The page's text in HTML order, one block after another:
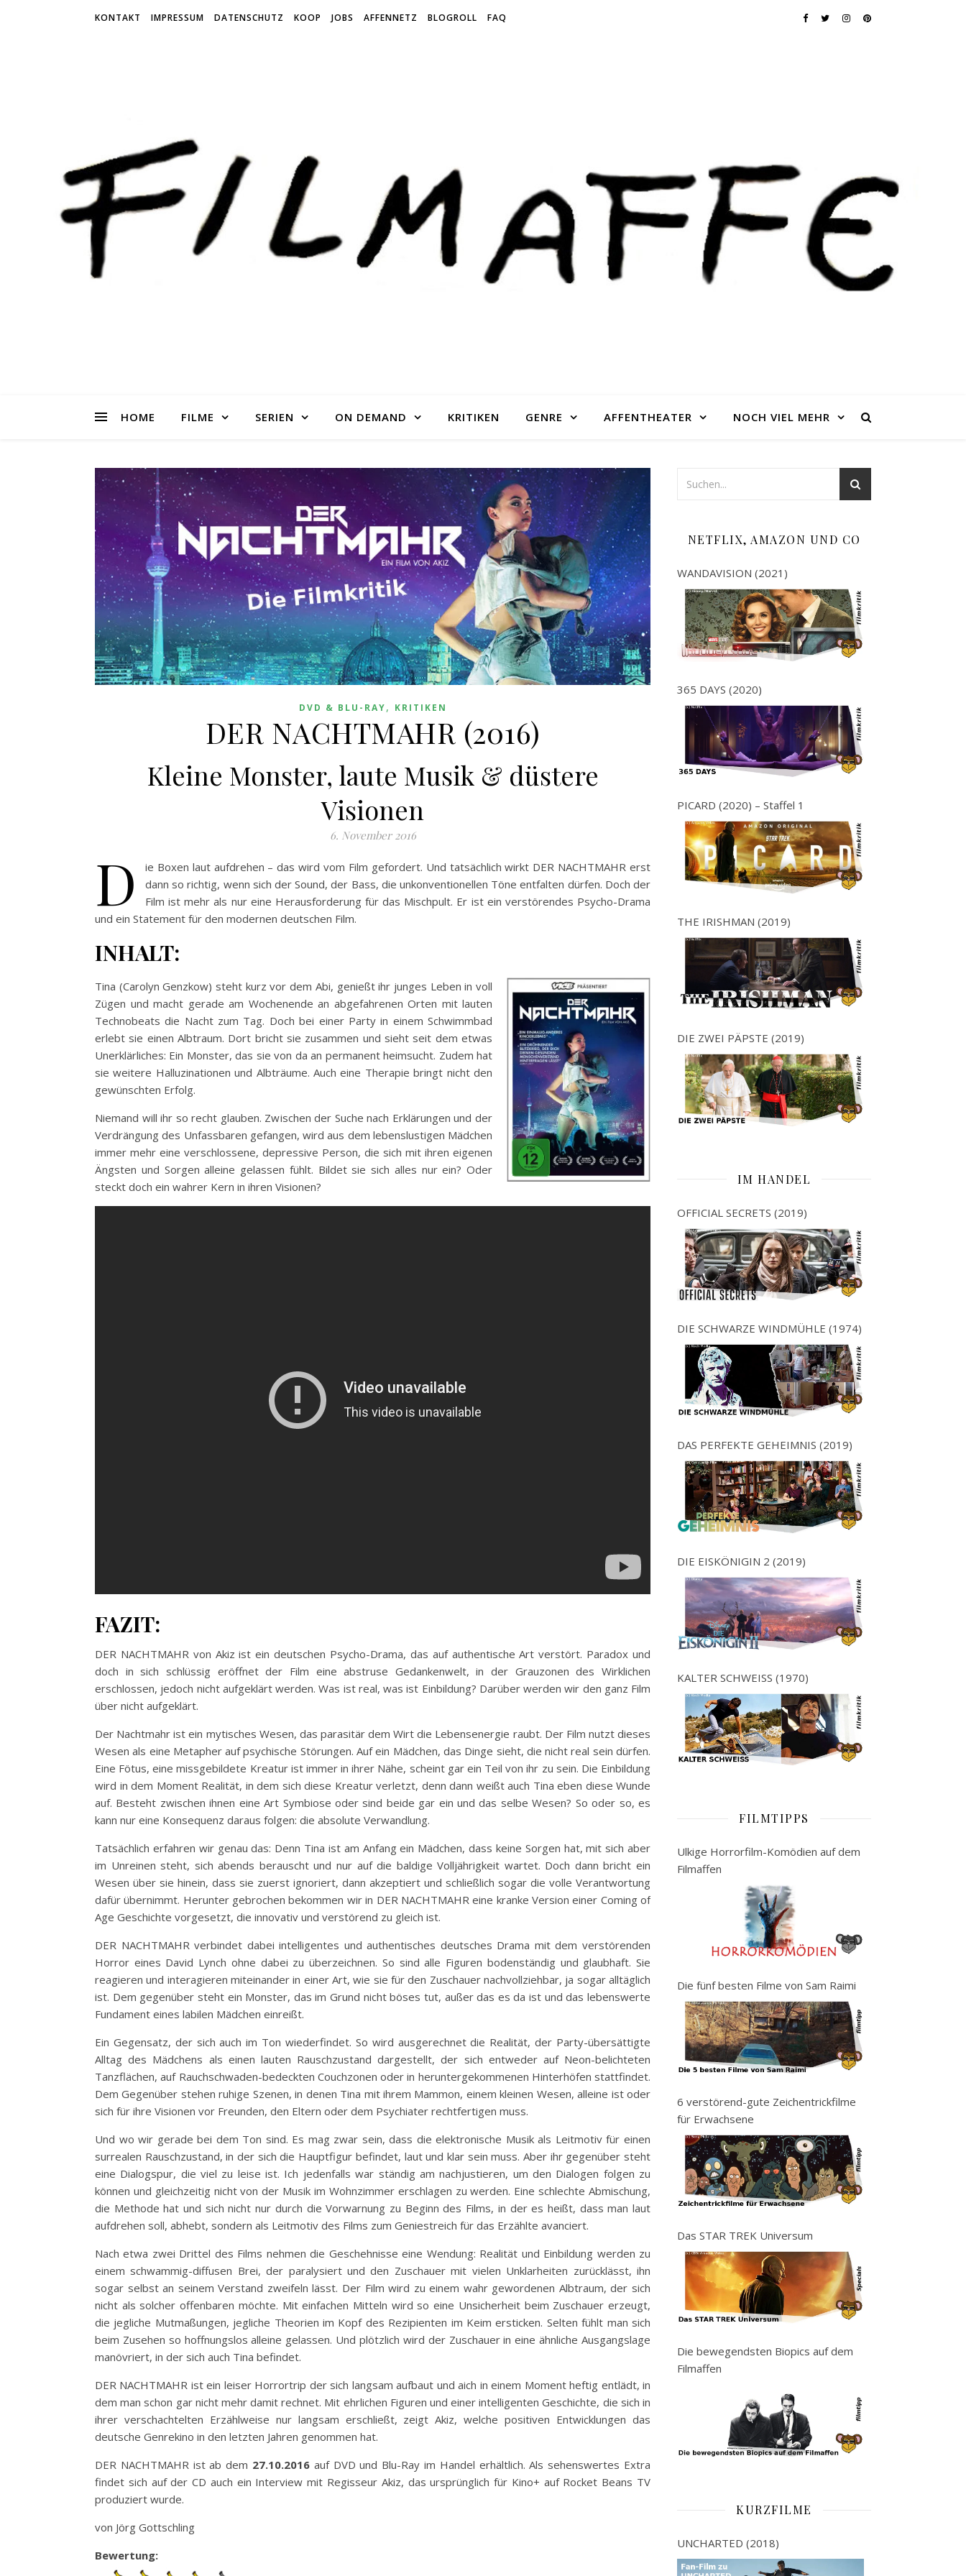
KONTAKT IMPRESSUM DATENSCHUTZ KOOP JOBS AFFENNETZ BLOGROLL FAQ
HOME FILME SERIEN ON DEMAND KRITIKEN GENRE AFFENTHEATER NOCH VIEL MEHR
DVD & BLU-RAY, KRITIKEN
DER NACHTMAHR (2016)
Kleine Monster, laute Musik & düstere
Visionen
6. November 2016
D
ie Boxen laut aufdrehen – das wird vom Film gefordert. Und tatsächlich wirkt DER NACHTMAHR erst
dann so richtig, wenn sich der Sound, der Bass, die unkonventionellen Töne entfalten dürfen. Doch der
Film ist mehr als nur eine Herausforderung für das Mischpult. Er ist ein verstörendes Psycho-Drama
und ein Statement für den modernen deutschen Film.
INHALT:
Tina (Carolyn Genzkow) steht kurz vor dem Abi, genießt ihr junges Leben in voll
Zügen und macht gerade am Wochenende an abgefahrenen Orten mit lauten
Technobeats die Nacht zum Tag. Doch bei einer Party in einem Schwimmbad
erlebt sie einen Albtraum. Dort bricht sie zusammen und sieht seit dem etwas
Unerklärliches: Ein Monster, das sie von da an permanent heimsucht. Zudem hat
sie weitere Halluzinationen und Albträume. Auch eine Therapie bringt nicht den
gewünschten Erfolg.
Niemand will ihr so recht glauben. Zwischen der Suche nach Erklärungen und der
Verdrängung des Unfassbaren gefangen, wird aus dem lebenslustigen Mädchen
immer mehr eine verschlossene, depressive Person, die sich mit ihren eigenen
Ängsten und Sorgen alleine gelassen fühlt. Bildet sie sich alles nur ein? Oder
steckt doch ein wahrer Kern in ihren Visionen?
FAZIT:
DER NACHTMAHR von Akiz ist ein deutschen Psycho-Drama, das auf authentische Art verstört. Paradox und
doch in sich schlüssig eröffnet der Film eine abstruse Gedankenwelt, in der Grauzonen des Wirklichen
erschlossen, jedoch nicht aufgeklärt werden. Was ist real, was ist Einbildung? Darüber werden wir den ganz Film
über nicht aufgeklärt.
Der Nachtmahr ist ein mytisches Wesen, das parasitär dem Wirt die Lebensenergie raubt. Der Film nutzt dieses
Wesen als eine Metapher auf psychische Störungen. Auf ein Mädchen, das Dinge sieht, die nicht real sein dürfen.
Eine Fötus, eine missgebildete Kreatur ist immer in ihrer Nähe, scheint gar ein Teil von ihr zu sein. Die Einbildung
wird in dem Moment Realität, in dem sich diese Kreatur verletzt, denn dann weißt auch Tina eben diese Wunde
auf. Besteht zwischen ihnen eine Art Symbiose oder sind beide gar ein und das selbe Wesen? So oder so, es
kann nur eine Konsequenz daraus folgen: die absolute Verwandlung.
Tatsächlich erfahren wir genau das: Denn Tina ist am Anfang ein Mädchen, dass keine Sorgen hat, mit sich aber
im Unreinen steht, sich abends berauscht und nur auf die baldige Volljährigkeit wartet. Doch dann bricht ein
Wesen über sie hinein, dass sie zuerst ignoriert, dann akzeptiert und schließlich sogar die volle Verantwortung
dafür übernimmt. Herunter gebrochen bekommen wir in DER NACHTMAHR eine kranke Version einer Coming of
Age Geschichte vorgesetzt, die innovativ und verstörend zu gleich ist.
DER NACHTMAHR verbindet dabei intelligentes und authentisches deutsches Drama mit dem verstörenden
Horror eines David Lynch ohne dabei zu überzeichnen. So sind alle Figuren bodenständig und glaubhaft. Sie
reagieren und interagieren miteinander in einer Art, wie sie für den Zuschauer nachvollziehbar, ja sogar alltäglich
ist. Dem gegenüber steht ein Monster, das im Grund nicht böses tut, außer das es da ist und das lebenswerte
Fundament eines labilen Mädchen einreißt.
Ein Gegensatz, der sich auch im Ton wiederfindet. So wird ausgerechnet die Realität, der Party-übersättigte
Alltag des Mädchens als einen lauten Rauschzustand dargestellt, der sich entweder auf Neon-belichteten
Tanzflächen, auf Rauchschwaden-bedeckten Couchzonen oder in heruntergekommenen Hinterhöfen stattfindet.
Dem Gegenüber stehen ruhige Szenen, in denen Tina mit ihrem Mammon, einem kleinen Wesen, alleine ist oder
sich für ihre Visionen vor Freunden, den Eltern oder dem Psychiater rechtfertigen muss.
Und wo wir gerade bei dem Ton sind. Es mag zwar sein, dass die elektronische Musik als Leitmotiv für einen
surrealen Rauschzustand, in der sich die Hauptfigur befindet, laut und klar sein muss. Aber ihr gegenüber steht
eine Dialogspur, die viel zu leise ist. Ich jedenfalls war ständig am nachjustieren, um den Dialogen folgen zu
können und gleichzeitig nicht von der Musik im Wohnzimmer erschlagen zu werden. Eine schlechte Abmischung,
die Methode hat und sich nicht nur durch die Vorwarnung zu Beginn des Films, in der es heißt, dass man laut
aufdrehen soll, abhebt, sondern als Leitmotiv des Films zum Geniestreich für das Erzählte avanciert.
Nach etwa zwei Drittel des Films nehmen die Geschehnisse eine Wendung: Realität und Einbildung werden zu
einem schwammig-diffusen Brei, der paralysiert und den Zuschauer mit vielen Unklarheiten zurücklässt, ihn
sogar selbst an seinem Verstand zweifeln lässt. Der Film wird zu einem wahr gewordenen Albtraum, der sich
nicht als solcher offenbaren möchte. Mit einfachen Mitteln wird so eine Unsicherheit beim Zuschauer erzeugt,
die jegliche Mutmaßungen, jegliche Theorien im Kopf des Rezipienten im Keim ersticken. Selten fühlt man sich
beim Zusehen so hoffnungslos alleine gelassen. Und plötzlich wird der Zuschauer in eine ähnliche Ausgangslage
manövriert, in der sich auch Tina befindet.
DER NACHTMAHR ist ein leiser Horrortrip der sich langsam aufbaut und aich in einem Moment heftig entlädt, in
dem man schon gar nicht mehr damit rechnet. Mit ehrlichen Figuren und einer intelligenten Geschichte, die sich in
ihrer verschachtelten Erzählweise nur langsam erschließt, zeigt Akiz, welche positiven Entwicklungen das
deutsche Genrekino in den letzten Jahren genommen hat.
DER NACHTMAHR ist ab dem 27.10.2016 auf DVD und Blu-Ray im Handel erhältlich. Als sehenswertes Extra
findet sich auf der CD auch ein Interview mit Regisseur Akiz, das ursprünglich für Kino+ auf Rocket Beans TV
produziert wurde.
von Jörg Gottschling
Bewertung:
NETFLIX, AMAZON UND CO
WANDAVISION (2021)
365 DAYS (2020)
PICARD (2020) – Staffel 1
THE IRISHMAN (2019)
DIE ZWEI PÄPSTE (2019)
IM HANDEL
OFFICIAL SECRETS (2019)
DIE SCHWARZE WINDMÜHLE (1974)
DAS PERFEKTE GEHEIMNIS (2019)
DIE EISKÖNIGIN 2 (2019)
KALTER SCHWEISS (1970)
FILMTIPPS
Ulkige Horrorfilm-Komödien auf dem
Filmaffen
Die fünf besten Filme von Sam Raimi
6 verstörend-gute Zeichentrickfilme
für Erwachsene
Das STAR TREK Universum
Die bewegendsten Biopics auf dem
Filmaffen
KURZFILME
UNCHARTED (2018)